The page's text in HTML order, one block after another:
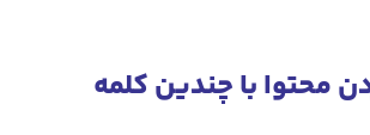
محتوا با چندین کلمه